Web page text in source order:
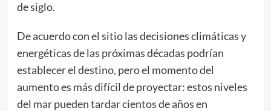
de siglo.
De acuerdo con el sitio las decisiones climáticas y
energéticas de las próximas décadas podrían
establecer el destino, pero el momento del
aumento es más difícil de proyectar: ​​estos niveles
del mar pueden tardar cientos de años en